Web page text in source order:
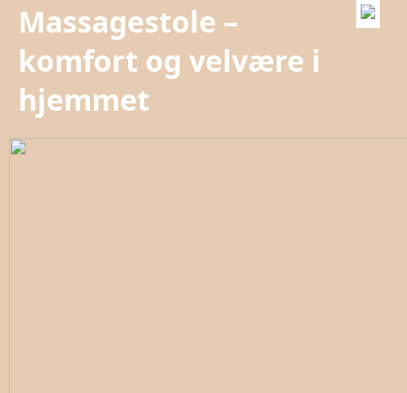
Massagestole –
komfort og velvære i
hjemmet